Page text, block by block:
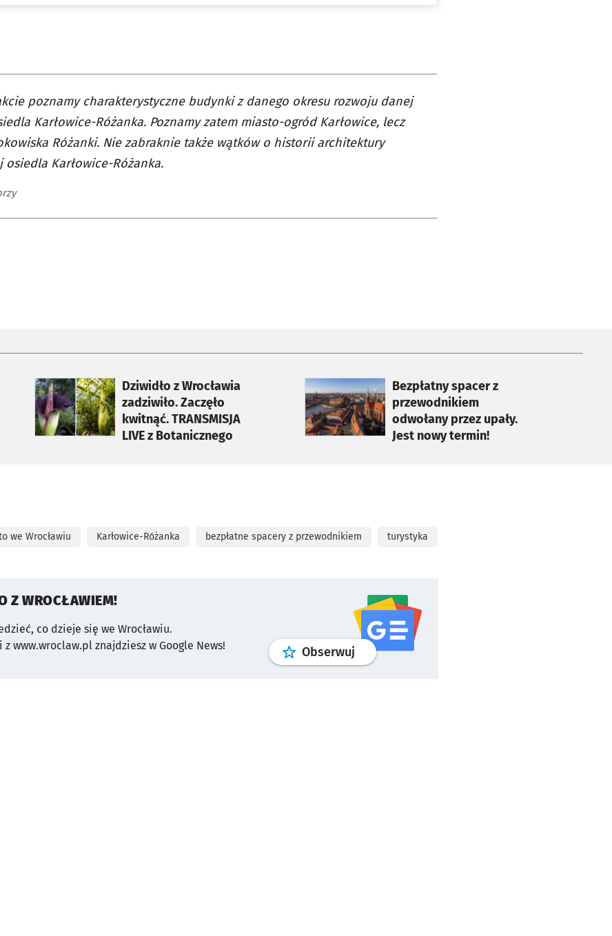
poznamy charakterystyczne budynki z danego okresu rozwoju danej
Karłowice-Różanka. Poznamy zatem miasto-ogród Karłowice, lecz
Różanki. Nie zabraknie także wątków o historii architektury
osiedla Karłowice-Różanka.
Dziwidło z Wrocławia
zadziwiło. Zaczęło
kwitnąć. TRANSMISJA
LIVE z Botanicznego
otworzy się w nowej karcie
Bezpłatny spacer z
przewodnikiem
odwołany przez upały.
Jest nowy termin!
otworzy się w nowej karcie
we Wrocławiu Karłowice-Różanka bezpłatne spacery z przewodnikiem turystyka
Z WROCŁAWIEM!
co dzieje się we Wrocławiu.
www.wroclaw.pl znajdziesz w Google News!
Obserwuj profilgoogle news